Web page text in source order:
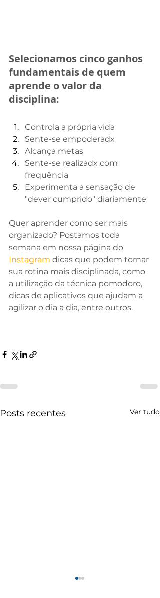
Selecionamos cinco ganhos
fundamentais de quem
aprende o valor da
disciplina:
Controla a própria vida
Sente-se empoderadx
Alcança metas
Sente-se realizadx com
frequência
Experimenta a sensação de
"dever cumprido" diariamente
Quer aprender como ser mais
organizado? Postamos toda
semana em nossa página do
Instagram dicas que podem tornar
sua rotina mais disciplinada, como
a utilização da técnica pomodoro,
dicas de aplicativos que ajudam a
agilizar o dia a dia, entre outros.
Posts recentes Ver tudo